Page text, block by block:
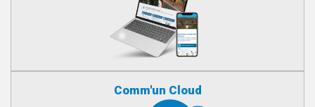
Comm'un Cloud